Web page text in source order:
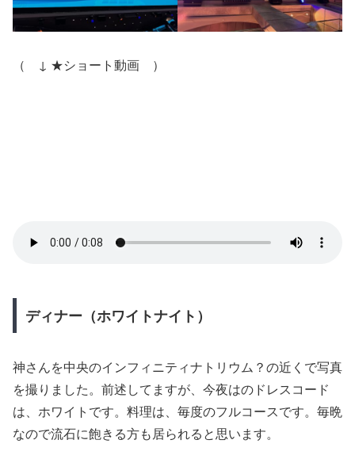
（ ↓ ★ショート動画 ）
ディナー（ホワイトナイト）
神さんを中央のインフィニティナトリウム？の近くで写真
を撮りました。前述してますが、今夜はのドレスコード
は、ホワイトです。料理は、毎度のフルコースです。毎晩
なので流石に飽きる方も居られると思います。